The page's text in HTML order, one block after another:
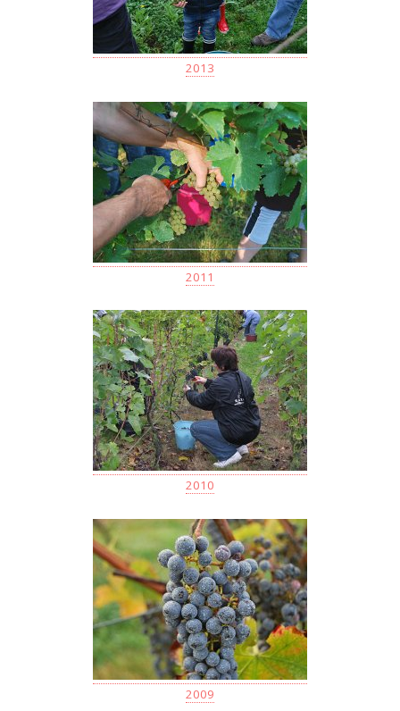
2013
2011
2010
2009